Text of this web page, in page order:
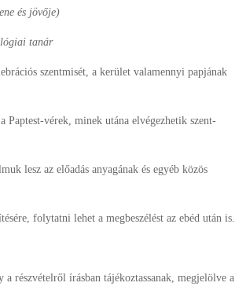
és jövője)
tanár
szentmisét, a kerület valamennyi papjának
Paptest-vérek, minek utána elvégezhetik szent-
lesz az előadás anyagának és egyéb közös
folytatni lehet a megbeszélést az ebéd után is.
részvételről írásban tájékoztassanak, megjelölve a